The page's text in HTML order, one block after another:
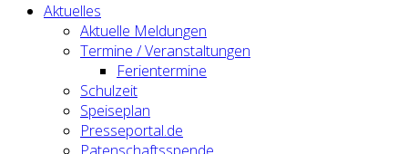
Aktuelles
Aktuelle Meldungen
Termine / Veranstaltungen
Ferientermine
Schulzeit
Speiseplan
Presseportal.de